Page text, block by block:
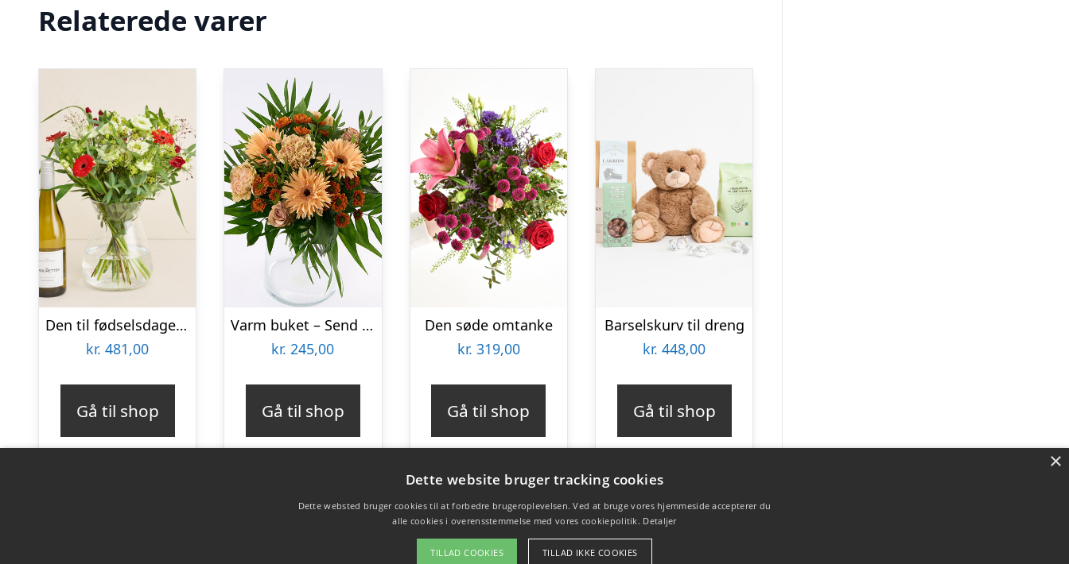
Relaterede varer
Den til fødselsdagen med Les Amourettes, Sauvignon Blanc
kr. 481,00
Gå til shop
Varm buket – Send blomster med Bloomit
kr. 245,00
Gå til shop
Den søde omtanke
kr. 319,00
Gå til shop
Barselskurv til dreng
kr. 448,00
Gå til shop
×
Dette website bruger tracking cookies
Dette websted bruger cookies til at forbedre brugeroplevelsen. Ved at bruge vores hjemmeside accepterer du
alle cookies i overensstemmelse med vores cookiepolitik. Detaljer
TILLAD COOKIES TILLAD IKKE COOKIES